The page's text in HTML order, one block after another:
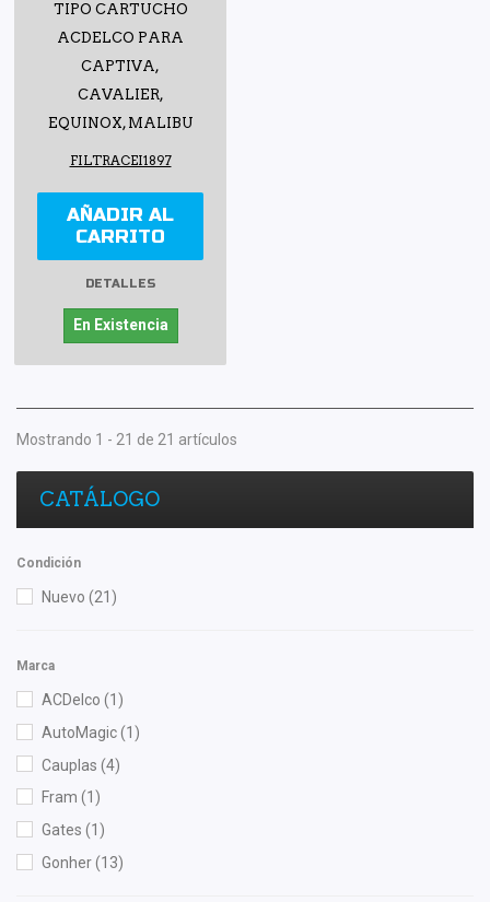
TIPO CARTUCHO
ACDELCO PARA
CAPTIVA,
CAVALIER,
EQUINOX, MALIBU
FILTRACEI1897
AÑADIR AL
CARRITO
DETALLES
En Existencia
Mostrando 1 - 21 de 21 artículos
CATÁLOGO
Condición
Nuevo (21)
Marca
ACDelco (1)
AutoMagic(1)
Cauplas (4)
Fram (1)
Gates (1)
Gonher(13)